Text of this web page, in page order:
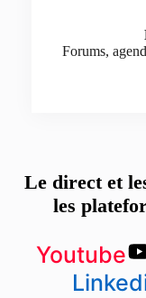
Forums,
Le direct et
les
Youtube